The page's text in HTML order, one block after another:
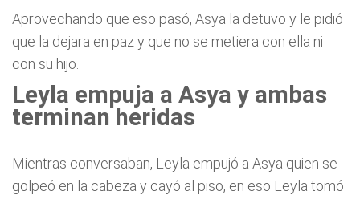
Aprovechando que eso pasó, Asya la detuvo y le pidió
que la dejara en paz y que no se metiera con ella ni
con su hijo.
Leyla empuja a Asya y ambas
terminan heridas
Mientras conversaban, Leyla empujó a Asya quien se
golpeó en la cabeza y cayó al piso, en eso Leyla tomó